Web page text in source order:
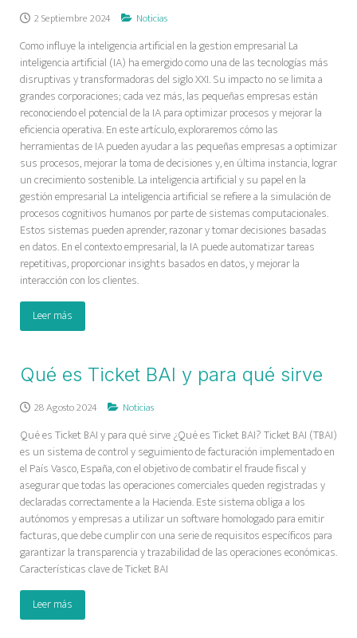
2 Septiembre 2024 Noticias
Como influye la inteligencia artificial en la gestion empresarial La
inteligencia artificial (IA) ha emergido como una de las tecnologías más
disruptivas y transformadoras del siglo XXI. Su impacto no se limita a
grandes corporaciones; cada vez más, las pequeñas empresas están
reconociendo el potencial de la IA para optimizar procesos y mejorar la
eficiencia operativa. En este artículo, exploraremos cómo las
herramientas de IA pueden ayudar a las pequeñas empresas a optimizar
sus procesos, mejorar la toma de decisiones y, en última instancia, lograr
un crecimiento sostenible. La inteligencia artificial y su papel en la
gestión empresarial La inteligencia artificial se refiere a la simulación de
procesos cognitivos humanos por parte de sistemas computacionales.
Estos sistemas pueden aprender, razonar y tomar decisiones basadas
en datos. En el contexto empresarial, la IA puede automatizar tareas
repetitivas, proporcionar insights basados en datos, y mejorar la
interacción con los clientes.
Leer más
Qué es Ticket BAI y para qué sirve
28 Agosto 2024 Noticias
Qué es Ticket BAI y para qué sirve ¿Qué es Ticket BAI? Ticket BAI (TBAI)
es un sistema de control y seguimiento de facturación implementado en
el País Vasco, España, con el objetivo de combatir el fraude fiscal y
asegurar que todas las operaciones comerciales queden registradas y
declaradas correctamente a la Hacienda. Este sistema obliga a los
autónomos y empresas a utilizar un software homologado para emitir
facturas, que debe cumplir con una serie de requisitos específicos para
garantizar la transparencia y trazabilidad de las operaciones económicas.
Características clave de Ticket BAI
Leer más